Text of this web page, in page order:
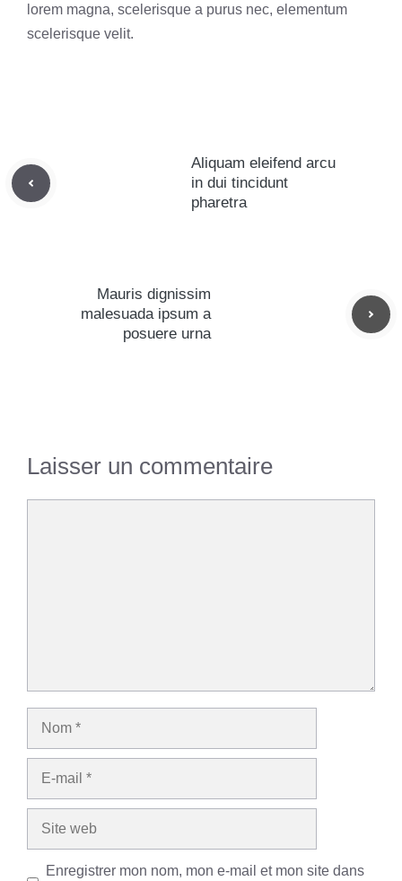
lorem magna, scelerisque a purus nec, elementum
scelerisque velit.
Aliquam eleifend arcu
in dui tincidunt
pharetra
Mauris dignissim
malesuada ipsum a
posuere urna
Laisser un commentaire
Nom
Site
Enregistrer mon nom, mon e-mail et mon site dans